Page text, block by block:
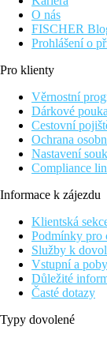
O nás
FISCHER
Prohlášení o
Pro klienty
Věrnostní
Dárkové
Cestovní
Ochrana
Nastavení
Compliance
Informace k zájezdu
Klientská
Podmínky pro
Služby k
Vstupní a
Důležité
Časté dotazy
Typy dovolené